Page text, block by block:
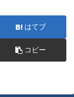
はてブ
コピー